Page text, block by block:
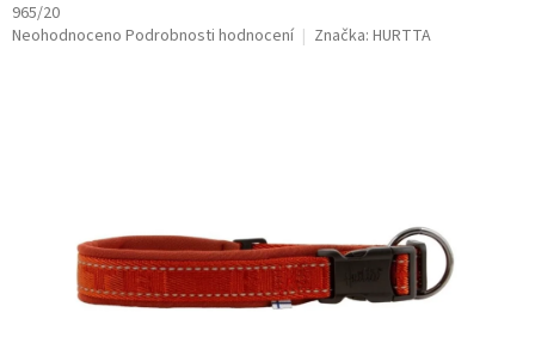
965/20
Průměrné
Neohodnoceno Podrobnosti hodnocení Značka: HURTTA